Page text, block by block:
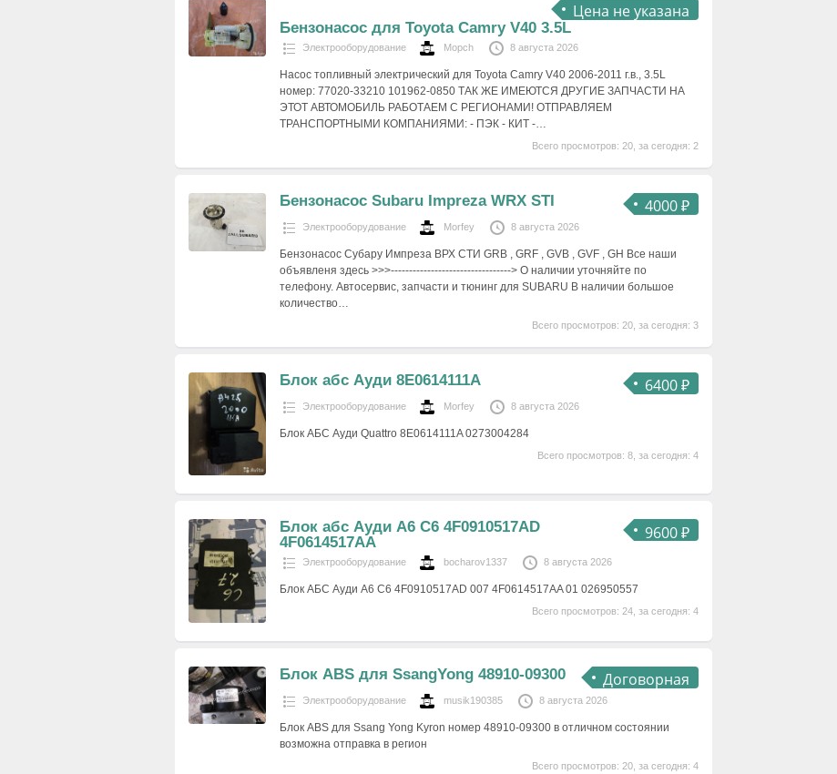
Цена не указана
Бензонасос для Toyota Camry V40 3.5L
Электрооборудование Mopch 8 августа 2026
Насос топливный электрический для Toyota Camry V40 2006-2011 г.в., 3.5L
номер: 77020-33210 101962-0850 ТАК ЖЕ ИМЕЮТСЯ ДРУГИЕ ЗАПЧАСТИ НА
ЭТОТ АВТОМОБИЛЬ РАБОТАЕМ С РЕГИОНАМИ! ОТПРАВЛЯЕМ
ТРАНСПОРТНЫМИ КОМПАНИЯМИ: - ПЭК - КИТ -…
Всего просмотров: 20, за сегодня: 2
4000 ₽
Бензонасос Subaru Impreza WRX STI
Электрооборудование Morfey 8 августа 2026
Бензонасос Субару Импреза ВРХ СТИ GRB , GRF , GVB , GVF , GH Все наши
объявленя здесь >>>---------------------------------> О наличии уточняйте по
телефону. Автосервис, запчасти и тюнинг для SUBARU В наличии большое
количество…
Всего просмотров: 20, за сегодня: 3
6400 ₽
Блок абс Ауди 8E0614111A
Электрооборудование Morfey 8 августа 2026
Блок АБС Ауди Quattro 8E0614111A 0273004284
Всего просмотров: 8, за сегодня: 4
9600 ₽
Блок абс Ауди А6 С6 4F0910517AD
4F0614517AA
Электрооборудование bocharov1337 8 августа 2026
Блок АБС Ауди А6 С6 4F0910517AD 007 4F0614517AA 01 026950557
Всего просмотров: 24, за сегодня: 4
Договорная
Блок ABS для SsangYong 48910-09300
Электрооборудование musik190385 8 августа 2026
Блок ABS для Ssang Yong Kyron номер 48910-09300 в отличном состоянии
возможна отправка в регион
Всего просмотров: 20, за сегодня: 4